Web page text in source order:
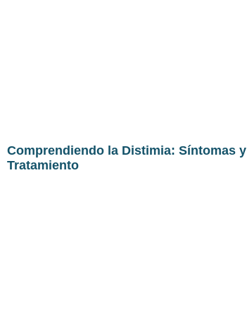
Comprendiendo la Distimia: Síntomas y
Tratamiento